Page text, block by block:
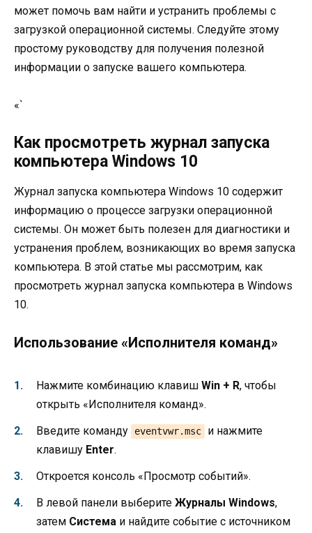
может помочь вам найти и устранить проблемы с
загрузкой операционной системы. Следуйте этому
простому руководству для получения полезной
информации о запуске вашего компьютера.
«`
Как просмотреть журнал запуска
компьютера Windows 10
Журнал запуска компьютера Windows 10 содержит
информацию о процессе загрузки операционной
системы. Он может быть полезен для диагностики и
устранения проблем, возникающих во время запуска
компьютера. В этой статье мы рассмотрим, как
просмотреть журнал запуска компьютера в Windows
10.
Использование «Исполнителя команд»
Нажмите комбинацию клавиш Win + R, чтобы
открыть «Исполнителя команд».
Введите команду eventvwr.msc
и нажмите
клавишу Enter.
Откроется консоль «Просмотр событий».
В левой панели выберите Журналы Windows,
затем Система и найдите событие с источником